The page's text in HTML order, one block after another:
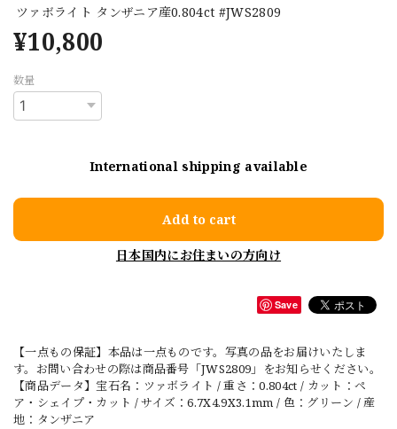
ツァボライト タンザニア産0.804ct #JWS2809
¥10,800
数量
International shipping available
Add to cart
日本国内にお住まいの方向け
Save
【一点もの保証】本品は一点ものです。写真の品をお届けいたしま
す。お問い合わせの際は商品番号「JWS2809」をお知らせください。
【商品データ】宝石名：ツァボライト / 重さ：0.804ct / カット：ペ
ア・シェイプ・カット / サイズ：6.7X4.9X3.1mm / 色：グリーン / 産
地：タンザニア